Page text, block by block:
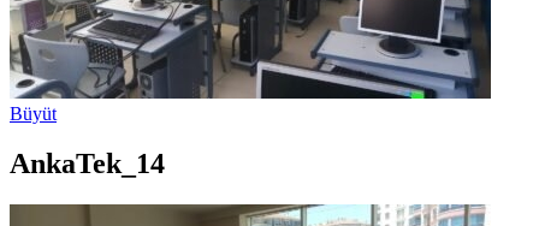
Büyüt
AnkaTek_14